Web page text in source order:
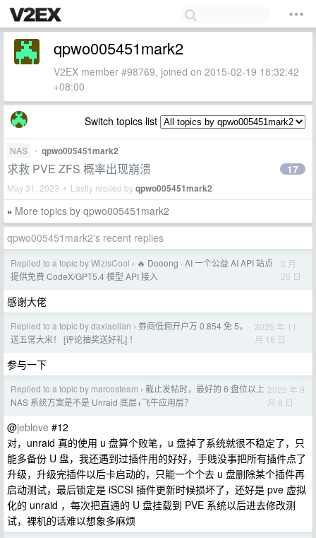
qpwo005451mark2
V2EX member #98769, joined on 2015-02-19 18:32:42
+08:00
Switch topics list
NAS • qpwo005451mark2
求救 PVE ZFS 概率出现崩溃
May 31, 2023 • Lastly replied byqpwo005451mark2
17
» More topics by qpwo005451mark2
qpwo005451mark2's recent replies
Replied to a topic by WizisCool › 🔥 Dooong · AI 一个公益 AI API 站点
提供免费 CodeX/GPT5.4 模型 API 接入
3 月
26 日
感谢大佬
Replied to a topic by daxiaolian › 券商低佣开户万 0.854 免 5，
送五常大米！ [评论抽奖送好礼] ！
2025 年 11
月 18 日
参与一下
Replied to a topic by marcosteam › 截止发帖时，最好的 6 盘位以上
NAS 系统方案是不是 Unraid 底层+飞牛应用层？
2025 年 9
月 8 日
@jeblove #12
对，unraid 真的使用 u 盘算个败笔，u 盘掉了系统就很不稳定了，只
能多备份 U 盘，我还遇到过插件用的好好，手贱没事把所有插件点了
升级，升级完插件以后卡启动的，只能一个个去 u 盘删除某个插件再
启动测试，最后锁定是 iSCSI 插件更新时候损坏了，还好是 pve 虚拟
化的 unraid ，每次把直通的 U 盘挂载到 PVE 系统以后进去修改测
试，裸机的话难以想象多麻烦